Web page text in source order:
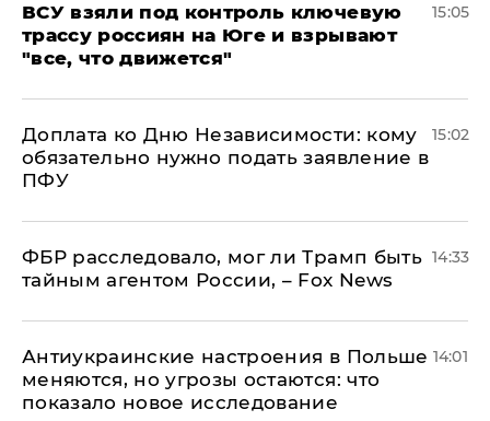
ВСУ взяли под контроль ключевую
трассу россиян на Юге и взрывают
"все, что движется"
15:05
Доплата ко Дню Независимости: кому
обязательно нужно подать заявление в
ПФУ
15:02
ФБР расследовало, мог ли Трамп быть
тайным агентом России, – Fox News
14:33
Антиукраинские настроения в Польше
меняются, но угрозы остаются: что
показало новое исследование
14:01